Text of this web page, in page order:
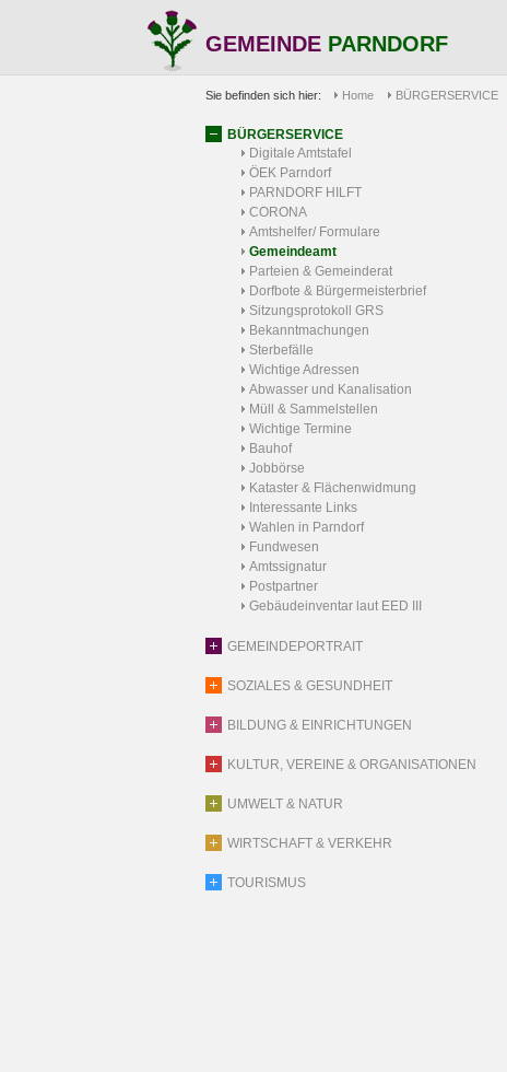
GEMEINDE PARNDORF
Sie befinden sich hier: Home BÜRGERSERVICE
BÜRGERSERVICE
Digitale Amtstafel
ÖEK Parndorf
PARNDORF HILFT
CORONA
Amtshelfer/ Formulare
Gemeindeamt
Parteien & Gemeinderat
Dorfbote & Bürgermeisterbrief
Sitzungsprotokoll GRS
Bekanntmachungen
Sterbefälle
Wichtige Adressen
Abwasser und Kanalisation
Müll & Sammelstellen
Wichtige Termine
Bauhof
Jobbörse
Kataster & Flächenwidmung
Interessante Links
Wahlen in Parndorf
Fundwesen
Amtssignatur
Postpartner
Gebäudeinventar laut EED III
GEMEINDEPORTRAIT
SOZIALES & GESUNDHEIT
BILDUNG & EINRICHTUNGEN
KULTUR, VEREINE & ORGANISATIONEN
UMWELT & NATUR
WIRTSCHAFT & VERKEHR
TOURISMUS